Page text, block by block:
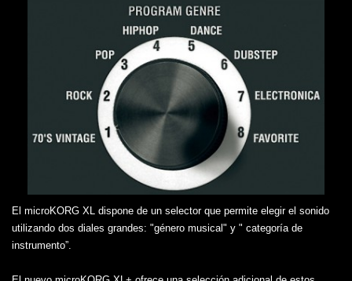
El microKORG XL dispone de un selector que permite elegir el sonido
utilizando dos diales grandes: "género musical" y " categoría de
instrumento”.